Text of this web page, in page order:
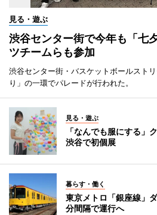
見る・遊ぶ
渋谷センター街で今年も「
ツチームらも参加
渋谷センター街・バスケットボールスト
り」の一環でパレードが行われた。
見る・遊ぶ
「なんでも服にする」
渋谷で初個展
暮らす・働く
東京メトロ「銀座線」
分間隔で運行へ